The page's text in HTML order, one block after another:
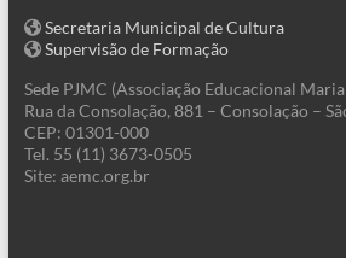
Secretaria Municipal de Cultura
Supervisão de Formação
Sede PJMC (Associação Educacional
Rua da Consolação, 881 – Consolação –
CEP: 01301-000
Tel. 55 (11) 3673-0505
Site: aemc.org.br